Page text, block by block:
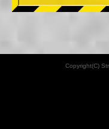
Copyright(C)